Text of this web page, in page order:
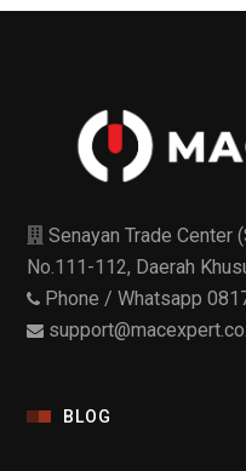
Senayan Trade Center
No.111-112, Daerah
Phone / Whatsapp
BLOG